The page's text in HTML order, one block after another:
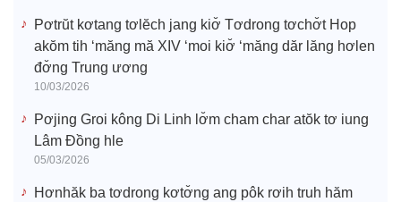
Pơtrŭt kơtang tơlĕch jang kiơ̆ Tơdrong tơchơ̆t Hop
akŏm tih ‘măng mă XIV ‘moi kiơ̆ ‘măng dăr lăng hơlen
đơ̆ng Trung ương
10/03/2026
Pơjing Groi kông Di Linh lơ̆m cham char atŏk tơ iung
Lâm Đồng hle
05/03/2026
Hơnhăk ba tơdrong kơtơ̆ng ang pôk rơih truh hăm